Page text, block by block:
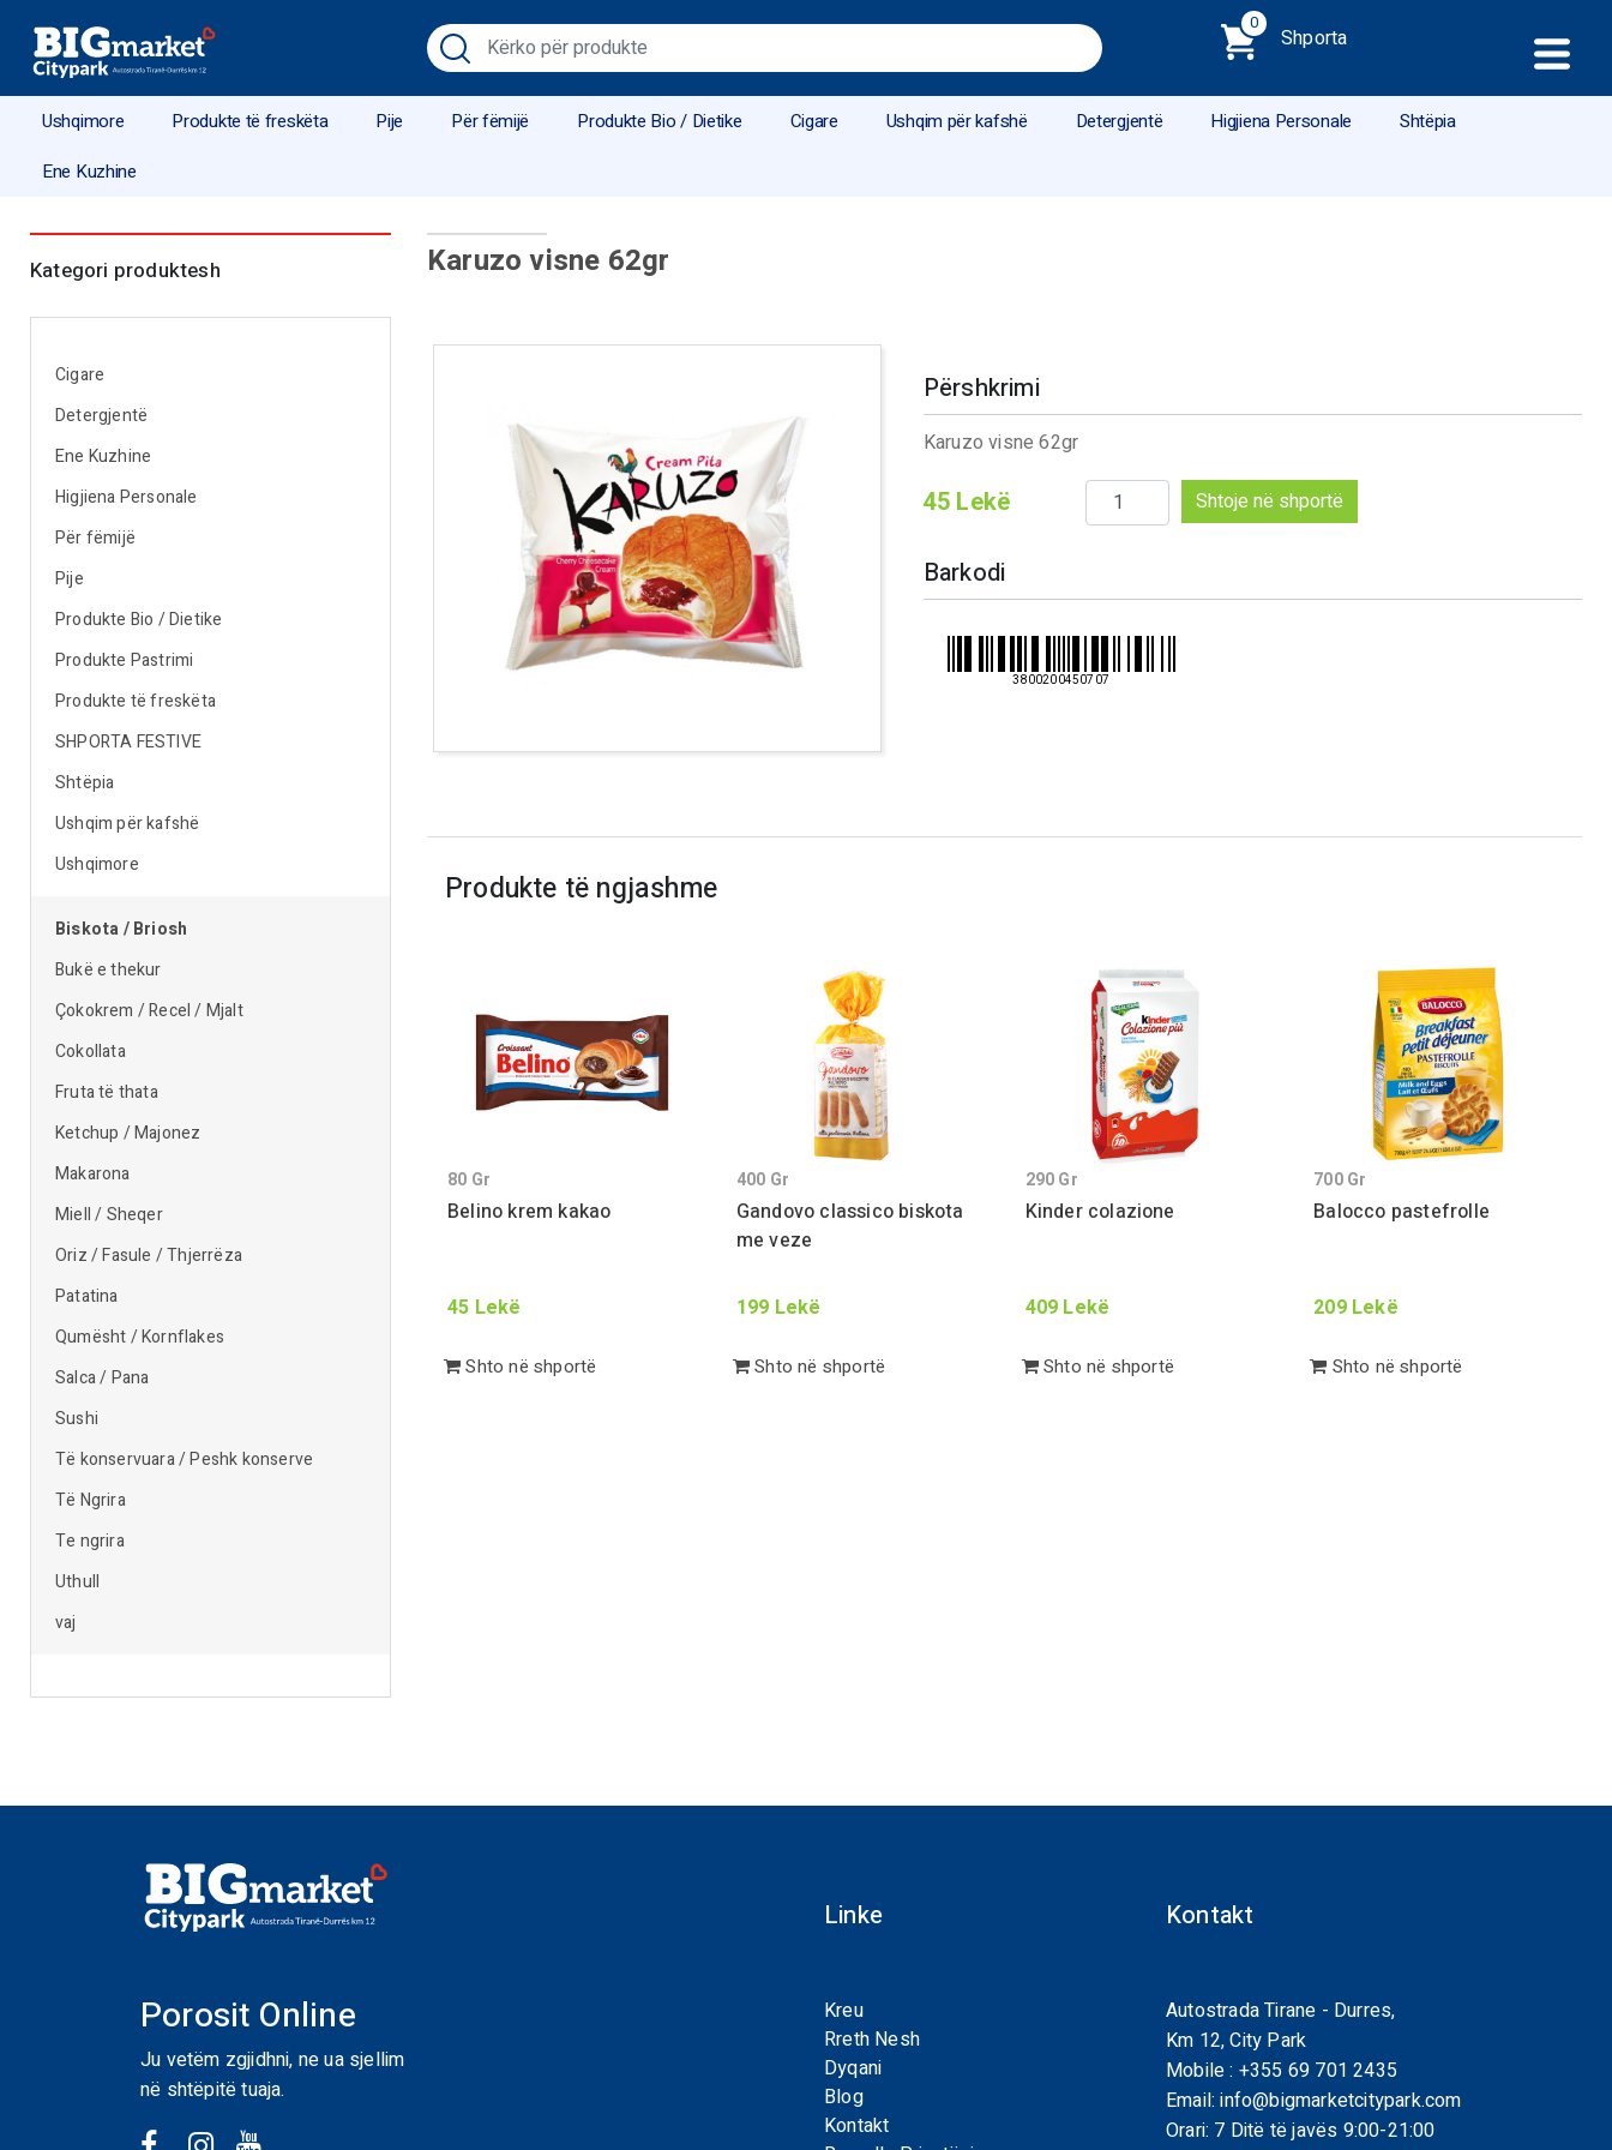
0
Shporta
Ushqimore Produkte të freskëta Pije Për fëmijë Produkte Bio / Dietike Cigare Ushqim për kafshë Detergjentë Higjiena Personale
Shtëpia
Ene Kuzhine
Kategori produktesh
Cigare
Detergjentë
Ene Kuzhine
Higjiena Personale
Për fëmijë
Pije
Produkte Bio / Dietike
Produkte Pastrimi
Produkte të freskëta
SHPORTA FESTIVE
Shtëpia
Ushqim për kafshë
Ushqimore
Biskota / Briosh
Bukë e thekur
Çokokrem / Recel / Mjalt
Cokollata
Fruta të thata
Ketchup / Majonez
Makarona
Miell / Sheqer
Oriz / Fasule / Thjerrëza
Patatina
Qumësht / Kornflakes
Salca / Pana
Sushi
Të konservuara / Peshk konserve
Të Ngrira
Te ngrira
Uthull
vaj
Karuzo visne 62gr
Përshkrimi
Karuzo visne 62gr
45 Lekë
Sasi
Karuzo
Shtoje në shportë
Barkodi
3800200450707
Produkte të ngjashme
Belino krem kakao
80 Gr
45 Lekë
Shto në shportë
Gandovo classico biskota
me veze
400 Gr
199 Lekë
Shto në shportë
Kinder colazione
290Gr
409 Lekë
Shto në shportë
Balocco pastefrolle
700Gr
209Lekë
Shto në shportë
Linke Kontakt
Porosit Online
Ju vetëm zgjidhni, ne ua sjellim
në shtëpitë tuaja.
Kreu
Rreth Nesh
Dyqani
Blog
Kontakt
Autostrada Tirane - Durres,
Km 12, City Park
Mobile : +355 69 701 2435
Email:info@bigmarketcitypark.com
Orari: 7 Ditë të javës 9:00-21:00